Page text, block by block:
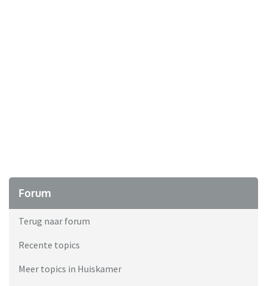
Forum
Terug naar forum
Recente topics
Meer topics in Huiskamer